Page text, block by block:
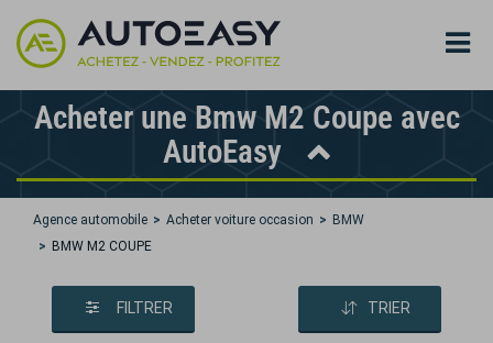
Acheter une Bmw M2 Coupe avec
AutoEasy
Agence automobile Acheter voiture occasion
BMW
BMW M2 COUPE
FILTRER TRIER